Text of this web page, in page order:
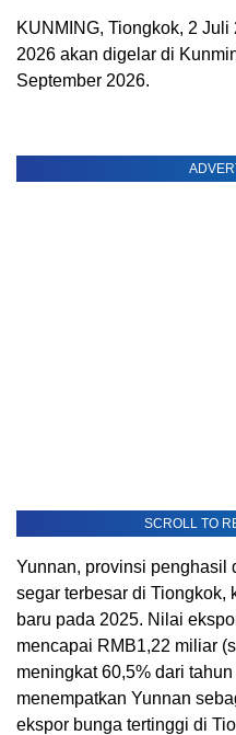
KUNMING, Tiongkok, 2 Juli
2026 akan digelar di
September 2026.
SCROLL TO
Yunnan, provinsi penghasil
segar terbesar di Tiongkok,
baru pada 2025. Nilai
mencapai RMB1,22 miliar
meningkat 60,5% dari
menempatkan Yunnan
ekspor bunga tertinggi di